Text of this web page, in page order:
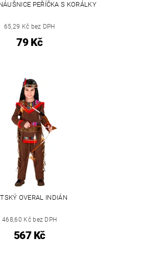
PEŘÍČKA S KORÁLKY
65,29 Kč bez DPH
79 Kč
OVERAL INDIÁN
468,60 Kč bez DPH
567 Kč